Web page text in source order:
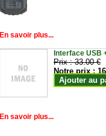
En savoir plus...
Interface USB
Prix :33.00 €
Notre prix :
Ajouter au
En savoir plus...